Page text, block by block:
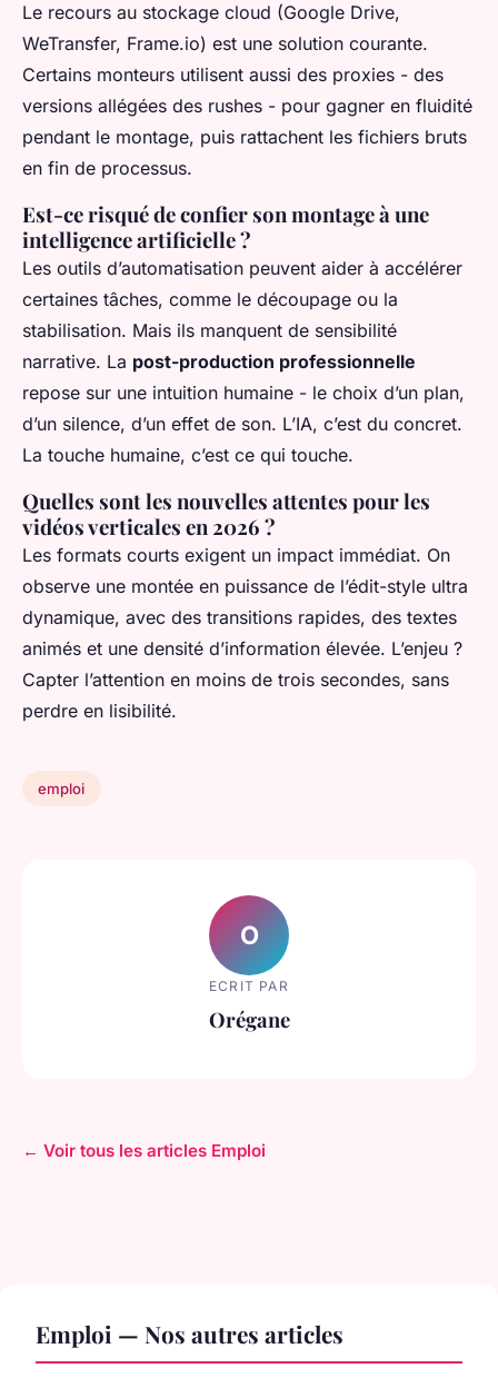
Le recours au stockage cloud (Google Drive,
WeTransfer, Frame.io) est une solution courante.
Certains monteurs utilisent aussi des proxies - des
versions allégées des rushes - pour gagner en fluidité
pendant le montage, puis rattachent les fichiers bruts
en fin de processus.
Est-ce risqué de confier son montage à une
intelligence artificielle ?
Les outils d’automatisation peuvent aider à accélérer
certaines tâches, comme le découpage ou la
stabilisation. Mais ils manquent de sensibilité
narrative. La post-production professionnelle
repose sur une intuition humaine - le choix d’un plan,
d’un silence, d’un effet de son. L’IA, c’est du concret.
La touche humaine, c’est ce qui touche.
Quelles sont les nouvelles attentes pour les
vidéos verticales en 2026 ?
Les formats courts exigent un impact immédiat. On
observe une montée en puissance de l’édit-style ultra
dynamique, avec des transitions rapides, des textes
animés et une densité d’information élevée. L’enjeu ?
Capter l’attention en moins de trois secondes, sans
perdre en lisibilité.
emploi
O
ECRIT PAR
Orégane
← Voir tous les articles Emploi
Emploi — Nos autres articles